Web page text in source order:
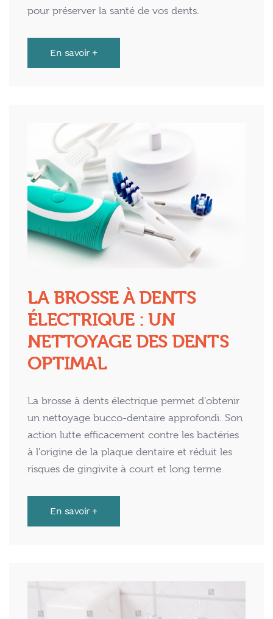
pour préserver la santé de vos dents.
En savoir +
LA BROSSE À DENTS
ÉLECTRIQUE : UN
NETTOYAGE DES DENTS
OPTIMAL
La brosse à dents électrique permet d’obtenir
un nettoyage bucco-dentaire approfondi. Son
action lutte efficacement contre les bactéries
à l'origine de la plaque dentaire et réduit les
risques de gingivite à court et long terme.
En savoir +